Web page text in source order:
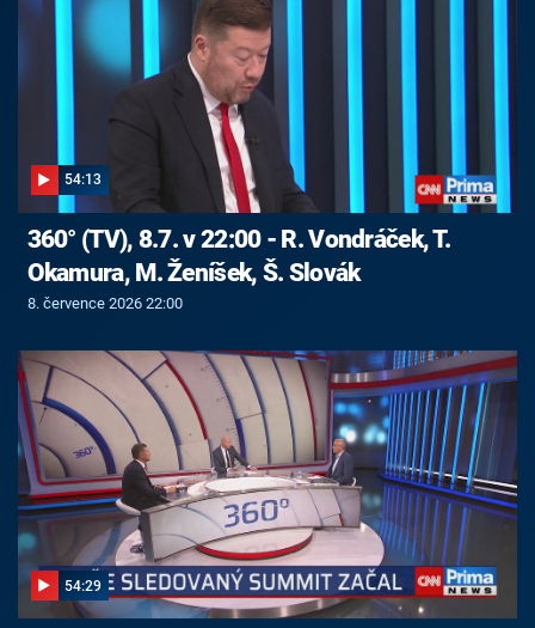
54:13
360° (TV), 8.7. v 22:00 - R. Vondráček, T.
Okamura, M. Ženíšek, Š. Slovák
8. července 2026 22:00
54:29